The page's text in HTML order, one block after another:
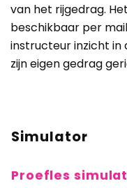
van het rijgedrag.
beschikbaar per
instructeur inzicht in
zijn eigen gedrag
Simulator
Proefles